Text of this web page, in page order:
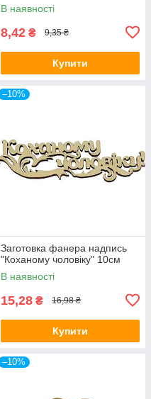
В наявності
8,42 ₴ 9,35 ₴
Купити
–10%
Заготовка фанера надпись
"Коханому чоловіку" 10см
В наявності
15,28 ₴ 16,98 ₴
Купити
–10%